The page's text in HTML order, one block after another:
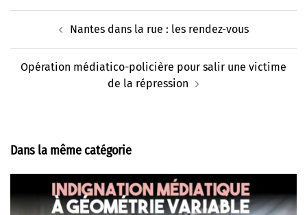
d’article
Nantes dans la rue : les rendez-vous
Opération médiatico-policière pour salir une victime
de la répression
Dans la même catégorie